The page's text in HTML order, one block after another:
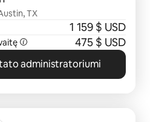
TX
1 159 $ USD
475 $ USD
administratoriumi